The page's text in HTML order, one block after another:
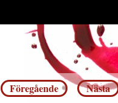
Inläggsnavigering
Föregående Nästa